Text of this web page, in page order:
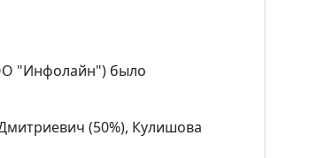
"Инфолайн") было
(50%), Кулишова